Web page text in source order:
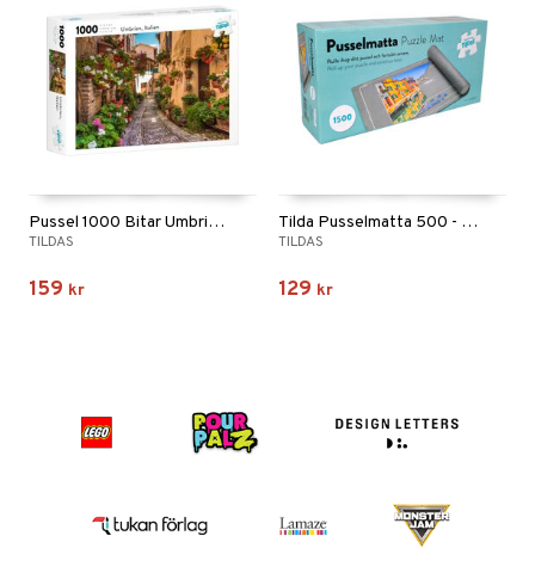
Pussel 1000 Bitar Umbrien, Italien
TILDAS
159 kr
Tilda Pusselmatta 500 - 1500 Bitar
TILDAS
129 kr